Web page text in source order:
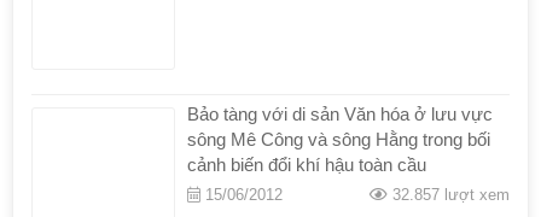
Bảo tàng với di sản Văn hóa ở lưu vực
sông Mê Công và sông Hằng trong bối
cảnh biến đổi khí hậu toàn cầu
15/06/2012 32.857 lượt xem